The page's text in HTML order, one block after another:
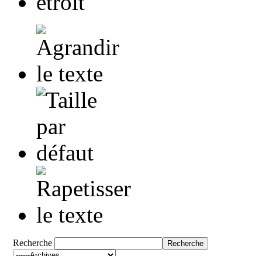
Recherche